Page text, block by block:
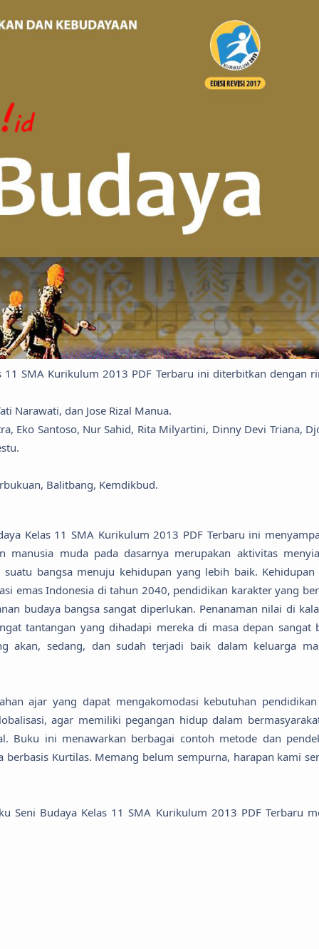
SMA Kurikulum 2013 PDF Terbaru ini diterbitkan dengan
Narawati, dan Jose Rizal Manua.
Eko Santoso, Nur Sahid, Rita Milyartini, Dinny Devi Triana,
Balitbang, Kemdikbud.
Kelas 11 SMA Kurikulum 2013 PDF Terbaru ini
manusia muda pada dasarnya merupakan aktivitas
bangsa menuju kehidupan yang lebih baik. Kehidupan
emas Indonesia di tahun 2040, pendidikan karakter yang
budaya bangsa sangat diperlukan. Penanaman nilai di
tantangan yang dihadapi mereka di masa depan sangat
akan, sedang, dan sudah terjadi baik dalam keluarga
ajar yang dapat mengakomodasi kebutuhan
agar memiliki pegangan hidup dalam
Buku ini menawarkan berbagai contoh metode dan
Kurtilas. Memang belum sempurna, harapan kami
Seni Budaya Kelas 11 SMA Kurikulum 2013 PDF Terbaru